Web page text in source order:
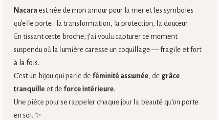
Nacaraest née de mon amour pour la mer et les symboles
qu’elle porte : la transformation, la protection, la douceur.
En tissant cette broche, j’ai voulu capturer ce moment
suspendu où la lumière caresse un coquillage — fragile et fort
à la fois.
C’est un bijou qui parle de féminité assumée, de grâce
tranquille et de force intérieure.
Une pièce pour se rappeler chaque jour la beauté qu’on porte
en soi. ✨